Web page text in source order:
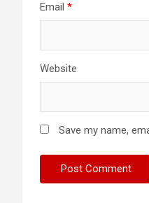
Email *
Website
Save my name,